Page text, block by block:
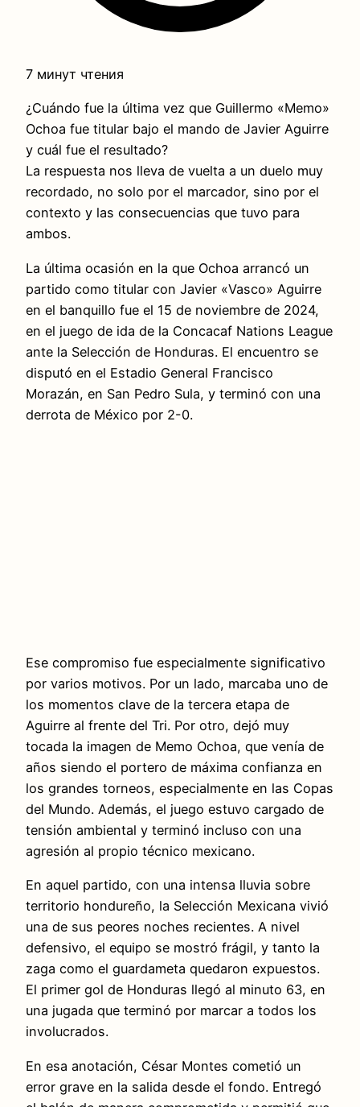
7 минут чтения
¿Cuándo fue la última vez que Guillermo «Memo»
Ochoa fue titular bajo el mando de Javier Aguirre
y cuál fue el resultado?
La respuesta nos lleva de vuelta a un duelo muy
recordado, no solo por el marcador, sino por el
contexto y las consecuencias que tuvo para
ambos.
La última ocasión en la que Ochoa arrancó un
partido como titular con Javier «Vasco» Aguirre
en el banquillo fue el 15 de noviembre de 2024,
en el juego de ida de la Concacaf Nations League
ante la Selección de Honduras. El encuentro se
disputó en el Estadio General Francisco
Morazán, en San Pedro Sula, y terminó con una
derrota de México por 2-0.
Ese compromiso fue especialmente significativo
por varios motivos. Por un lado, marcaba uno de
los momentos clave de la tercera etapa de
Aguirre al frente del Tri. Por otro, dejó muy
tocada la imagen de Memo Ochoa, que venía de
años siendo el portero de máxima confianza en
los grandes torneos, especialmente en las Copas
del Mundo. Además, el juego estuvo cargado de
tensión ambiental y terminó incluso con una
agresión al propio técnico mexicano.
En aquel partido, con una intensa lluvia sobre
territorio hondureño, la Selección Mexicana vivió
una de sus peores noches recientes. A nivel
defensivo, el equipo se mostró frágil, y tanto la
zaga como el guardameta quedaron expuestos.
El primer gol de Honduras llegó al minuto 63, en
una jugada que terminó por marcar a todos los
involucrados.
En esa anotación, César Montes cometió un
error grave en la salida desde el fondo. Entregó